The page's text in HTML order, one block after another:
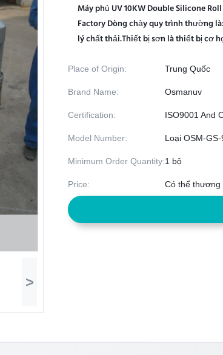
>
Máy phủ UV 10KW Double Silicone
Factory Dòng chảy quy trình thường
lý chất thải.Thiết bị sơn là thiết bị cơ
Place of Origin: Trung Quốc
Brand Name: Osmanuv
Certification: ISO9001 And
Model Number: Loại OSM-
Minimum Order Quantity:1 bộ
Price: Có thể thương